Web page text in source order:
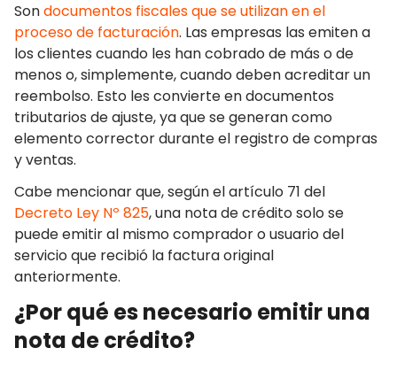
Sondocumentos fiscales que se utilizan en el
proceso de facturación. Las empresas las emiten a
los clientes cuando les han cobrado de más o de
menos o, simplemente, cuando deben acreditar un
reembolso. Esto les convierte en documentos
tributarios de ajuste, ya que se generan como
elemento corrector durante el registro de compras
y ventas.
Cabe mencionar que, según el artículo 71 del
Decreto Ley Nº 825, una nota de crédito solo se
puede emitir al mismo comprador o usuario del
servicio que recibió la factura original
anteriormente.
¿Por qué es necesario emitir una
nota de crédito?